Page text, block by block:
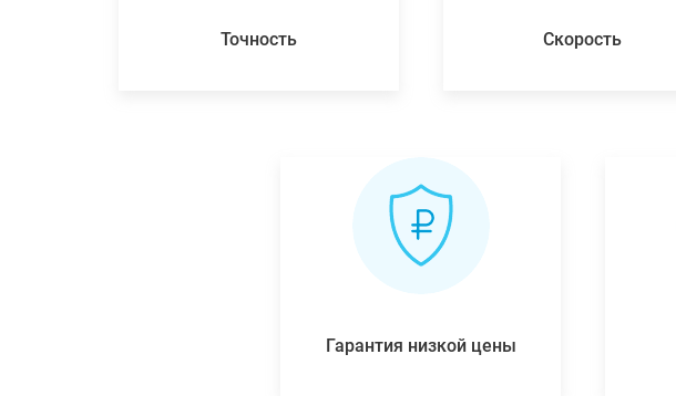
Точность Скорость
Гарантия низкой цены